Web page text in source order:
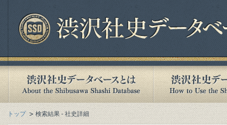
トップ 検索結果 - 社史詳細